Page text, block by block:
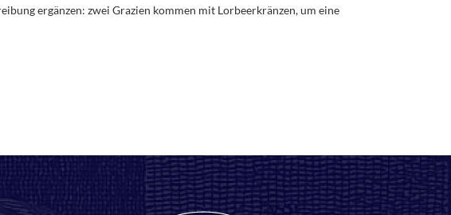
ergänzen: zwei Grazien kommen mit Lorbeerkränzen, um eine